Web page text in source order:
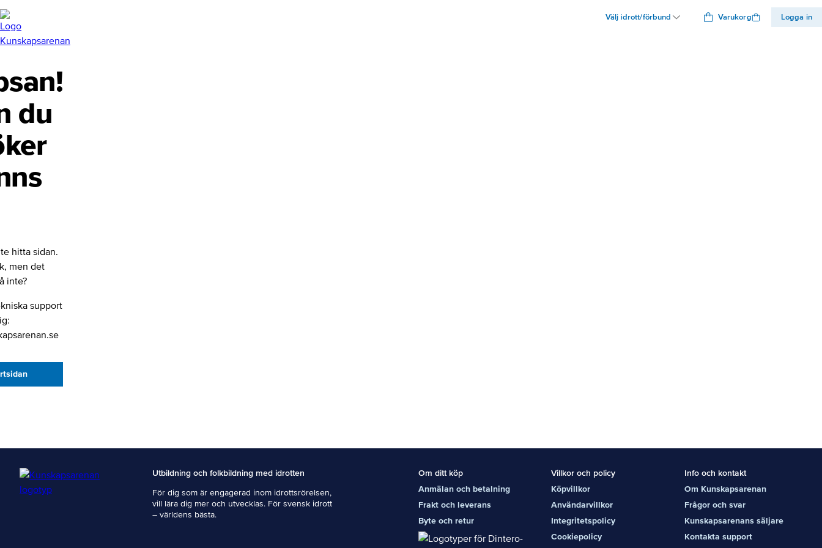
Välj idrott/förbund Varukorg Logga in
du
hitta sidan.
men det
inte?
support
Utbildning och folkbildning med idrotten
För dig som är engagerad inom idrottsrörelsen,
vill lära dig mer och utvecklas. För svensk idrott
– världens bästa.
Om ditt köp
Anmälan och betalning
Frakt och leverans
Byte och retur
Villkor och policy
Köpvillkor
Användarvillkor
Integritetspolicy
Cookiepolicy
Info och kontakt
Om Kunskapsarenan
Frågor och svar
Kunskapsarenans säljare
Kontakta support